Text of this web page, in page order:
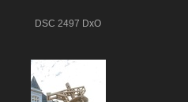
DSC 2497 DxO